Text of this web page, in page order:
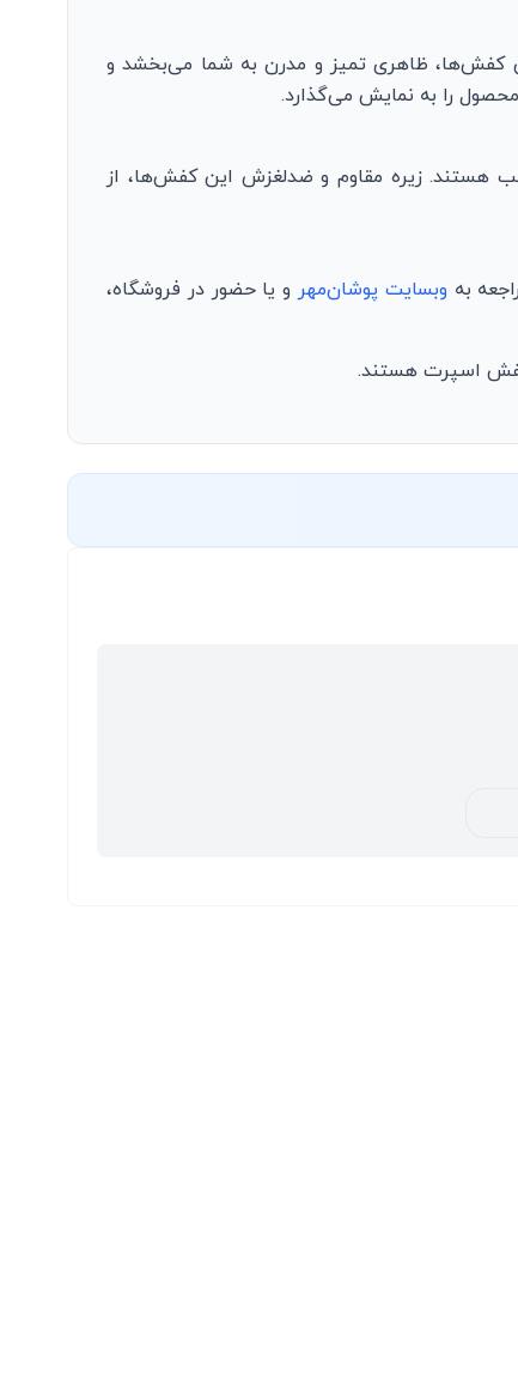
کفش‌ها، ظاهری تمیز و مدرن به شما می‌بخشد و
را به نمایش می‌گذارد.
هستند. زیره مقاوم و ضدلغزش این کفش‌ها، از
به وبسایت پوشان‌مهر و یا حضور در فروشگاه،
کفش اسپرت هستند.